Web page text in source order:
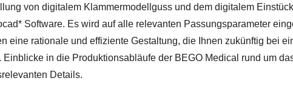
von digitalem Klammermodellguss und dem digitalem
Software. Es wird auf alle relevanten Passungsparameter
eine rationale und effiziente Gestaltung, die Ihnen zukünftig bei
Einblicke in die Produktionsabläufe der BEGO Medical rund um
Details.